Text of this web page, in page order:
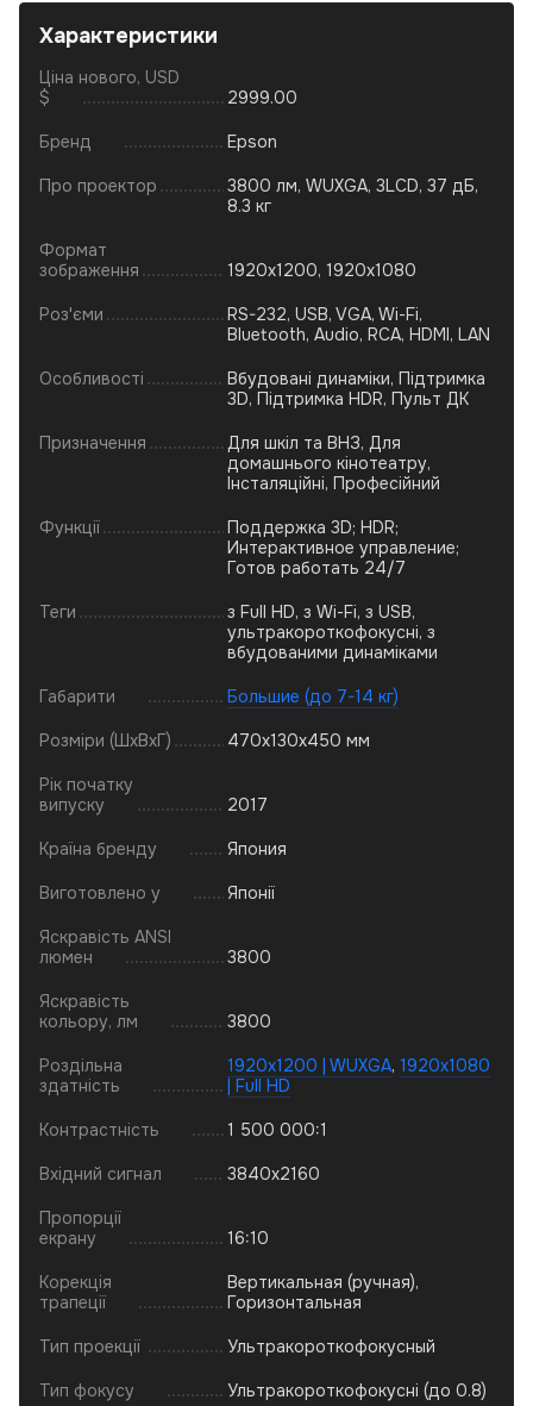
Характеристики
Ціна нового, USD
$
2999.00
Бренд Epson
Про проектор
3800 лм, WUXGA, 3LCD, 37 дБ,
8.3 кг
Формат
зображення
1920x1200, 1920x1080
Роз'єми
RS-232, USB, VGA, Wi-Fi,
Bluetooth, Audio, RCA, HDMI, LAN
Особливості
Вбудовані динаміки, Підтримка
3D, Підтримка HDR, Пульт ДК
Призначення
Для шкіл та ВНЗ, Для
домашнього кінотеатру,
Інсталяційні, Професійний
Функції
Поддержка 3D; HDR;
Интерактивное управление;
Готов работать 24/7
Теги
з Full HD, з Wi-Fi, з USB,
ультракороткофокусні, з
вбудованими динаміками
Габарити Большие (до 7-14 кг)
Розміри (ШхВхГ) 470x130x450 мм
Рік початку
випуску
2017
Країна бренду Япония
Виготовлено у Японії
Яскравість ANSI
люмен
3800
Яскравість
кольору, лм
3800
Роздільна
здатність
1920x1200 | WUXGA, 1920x1080
| Full HD
Контрастність 1 500 000:1
Вхідний сигнал 3840x2160
Пропорції
екрану
16:10
Корекція
трапеції
Вертикальная (ручная),
Горизонтальная
Тип проекції Ультракороткофокусный
Тип фокусу Ультракороткофокусні (до 0.8)